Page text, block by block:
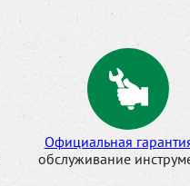
Официальная
обслуживание